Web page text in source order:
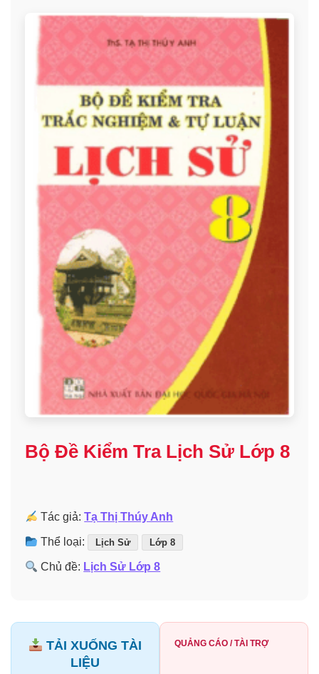
Bộ Đề Kiểm Tra Lịch Sử Lớp 8
Tác giả:Tạ Thị Thúy Anh
Thể loại: Lịch Sử Lớp 8
Chủ đề: Lịch Sử Lớp 8
TẢI XUỐNG TÀI
LIỆU
QUẢNG CÁO / TÀI TRỢ